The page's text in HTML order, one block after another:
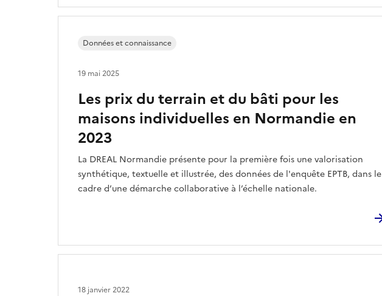
Les prix du terrain et du bâti pour les
maisons individuelles en Normandie en
2023
La DREAL Normandie présente pour la première fois une valorisation
synthétique, textuelle et illustrée, des données de l'enquête EPTB, dans le
cadre d’une démarche collaborative à l’échelle nationale.
Données et connaissance
19 mai 2025
18 janvier 2022